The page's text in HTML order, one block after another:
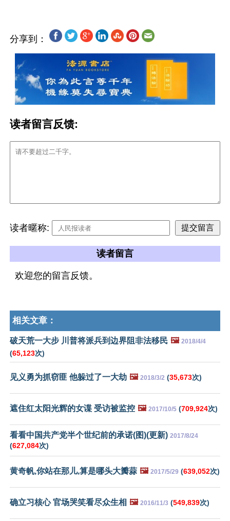
分享到：
读者留言反馈:
读者暱称:
读者留言
欢迎您的留言反馈。
相关文章：
破天荒一大步 川普将派兵到边界阻非法移民 🖼️ 2018/4/4
(65,123次)
见义勇为抓窃匪 他躲过了一大劫 🖼️ 2018/3/2 (35,673次)
遮住红太阳光辉的女谍 受访被监控 🖼️ 2017/10/5 (709,924次)
看看中国共产党半个世纪前的承诺(图)(更新) 2017/8/24
(627,084次)
黄奇帆,你站在那儿,算是哪头大瓣蒜 🖼️ 2017/5/29 (639,052次)
确立习核心 官场哭笑看尽众生相 🖼️ 2016/11/3 (549,839次)